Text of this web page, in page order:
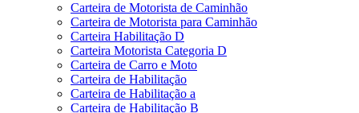
Carteira de Motorista de Caminhão
Carteira de Motorista para Caminhão
Carteira Habilitação D
Carteira Motorista Categoria D
Carteira de Carro e Moto
Carteira de Habilitação
Carteira de Habilitação a
Carteira de Habilitação B